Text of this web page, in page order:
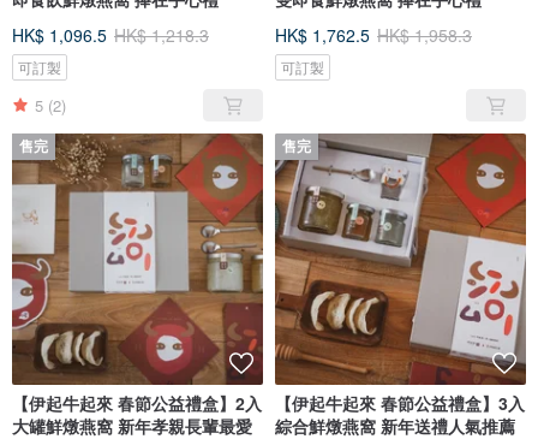
HK$ 1,096.5 HK$ 1,218.3
可訂製
5 (2)
HK$ 1,762.5 HK$ 1,958.3
可訂製
售完
【伊起牛起來 春節公益禮盒】2入
大罐鮮燉燕窩 新年孝親長輩最愛
售完
【伊起牛起來 春節公益禮盒】3入
綜合鮮燉燕窩 新年送禮人氣推薦